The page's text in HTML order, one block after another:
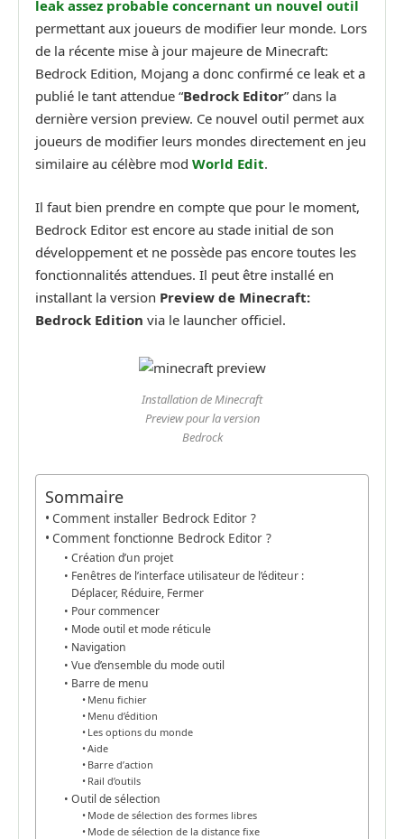
leak assez probable concernant un nouvel outil
permettant aux joueurs de modifier leur monde. Lors
de la récente mise à jour majeure de Minecraft:
Bedrock Edition, Mojang a donc confirmé ce leak et a
publié le tant attendue “Bedrock Editor” dans la
dernière version preview. Ce nouvel outil permet aux
joueurs de modifier leurs mondes directement en jeu
similaire au célèbre mod World Edit.
Il faut bien prendre en compte que pour le moment,
Bedrock Editor est encore au stade initial de son
développement et ne possède pas encore toutes les
fonctionnalités attendues. Il peut être installé en
installant la version Preview de Minecraft:
Bedrock Edition via le launcher officiel.
Installation de Minecraft
Preview pour la version
Bedrock
Sommaire
Comment installer Bedrock Editor ?
Comment fonctionne Bedrock Editor ?
Création d’un projet
Fenêtres de l’interface utilisateur de l’éditeur :
Déplacer, Réduire, Fermer
Pour commencer
Mode outil et mode réticule
Navigation
Vue d’ensemble du mode outil
Barre de menu
Menu fichier
Menu d’édition
Les options du monde
Aide
Barre d’action
Rail d’outils
Outil de sélection
Mode de sélection des formes libres
Mode de sélection de la distance fixe